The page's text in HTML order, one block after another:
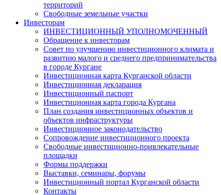
территорий
Свободные земельные участки
Инвесторам
ИНВЕСТИЦИОННЫЙ УПОЛНОМОЧЕННЫЙ
Обращение к инвесторам
Совет по улучшению инвестиционного климата и
развитию малого и среднего предпринимательства
в городе Кургане
Инвестиционная карта Курганской области
Инвестиционная декларация
Инвестиционный паспорт
Инвестиционная карта города Кургана
План создания инвестиционных объектов и
объектов инфраструктуры
Инвестиционное законодательство
Сопровождение инвестиционного проекта
Свободные инвестиционно-привлекательные
площадки
Формы поддержки
Выставки, семинары, форумы
Инвестиционный портал Курганской области
Контакты